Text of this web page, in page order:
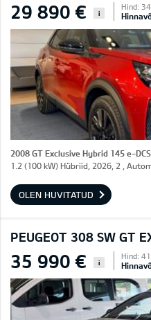
29 890 € i
Hind:
2008 GT Exclusive Hybrid 145 e-
1.2 (100 kW) Hübriid, 2026, 2 ,
OLEN HUVITATUD
PEUGEOT 308 SW GT
35 990 € i
Hind: